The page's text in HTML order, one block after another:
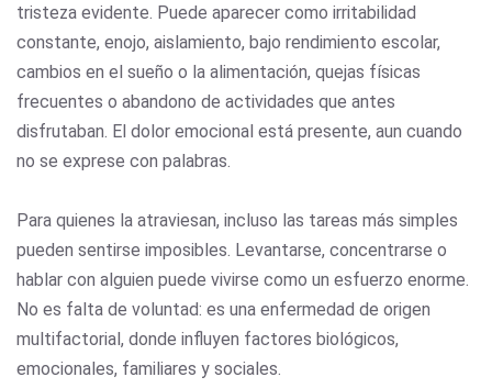
tristeza evidente. Puede aparecer como irritabilidad
constante, enojo, aislamiento, bajo rendimiento escolar,
cambios en el sueño o la alimentación, quejas físicas
frecuentes o abandono de actividades que antes
disfrutaban. El dolor emocional está presente, aun cuando
no se exprese con palabras.
Para quienes la atraviesan, incluso las tareas más simples
pueden sentirse imposibles. Levantarse, concentrarse o
hablar con alguien puede vivirse como un esfuerzo enorme.
No es falta de voluntad: es una enfermedad de origen
multifactorial, donde influyen factores biológicos,
emocionales, familiares y sociales.